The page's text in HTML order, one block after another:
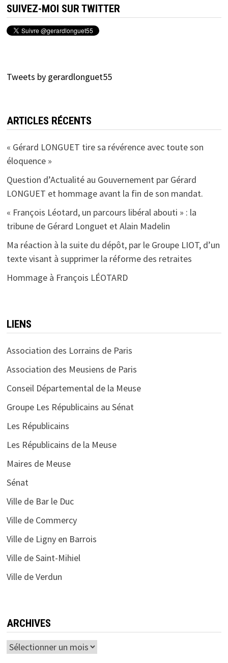
SUIVEZ-MOI SUR TWITTER
Tweets by gerardlonguet55
ARTICLES RÉCENTS
« Gérard LONGUET tire sa révérence avec toute son
éloquence »
Question d’Actualité au Gouvernement par Gérard
LONGUET et hommage avant la fin de son mandat.
« François Léotard, un parcours libéral abouti » : la
tribune de Gérard Longuet et Alain Madelin
Ma réaction à la suite du dépôt, par le Groupe LIOT, d’un
texte visant à supprimer la réforme des retraites
Hommage à François LÉOTARD
LIENS
Association des Lorrains de Paris
Association des Meusiens de Paris
Conseil Départemental de la Meuse
Groupe Les Républicains au Sénat
Les Républicains
Les Républicains de la Meuse
Maires de Meuse
Sénat
Ville de Bar le Duc
Ville de Commercy
Ville de Ligny en Barrois
Ville de Saint-Mihiel
Ville de Verdun
ARCHIVES
Archives